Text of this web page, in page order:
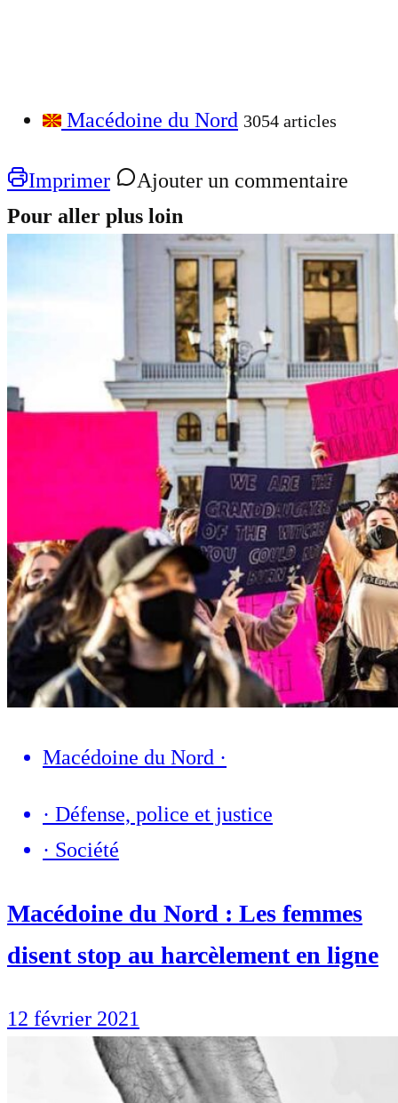
Macédoine du Nord 3054 articles
Imprimer
Ajouter un commentaire
Pour aller plus loin
Macédoine du Nord ·
· Défense, police et justice
· Société
Macédoine du Nord : Les femmes
disent stop au harcèlement en ligne
12 février 2021